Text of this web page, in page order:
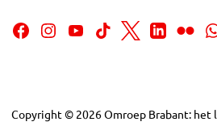
Copyright © 2026Omroep Brabant: het